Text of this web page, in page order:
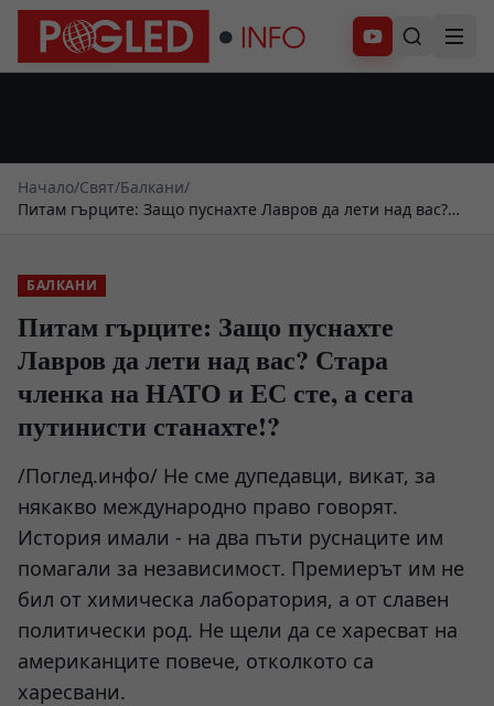
Абонирай се
Начало/Свят/Балкани/
Питам гърците: Защо пуснахте Лавров да лети над вас?
БАЛКАНИ
Питам гърците: Защо пуснахте
Лавров да лети над вас? Стара
членка на НАТО и ЕС сте, а сега
путинисти станахте!?
/Поглед.инфо/ Не сме дупедавци, викат, за
някакво международно право говорят.
История имали - на два пъти руснаците им
помагали за независимост. Премиерът им не
бил от химическа лаборатория, а от славен
политически род. Не щели да се харесват на
американците повече, отколкото са
харесвани.